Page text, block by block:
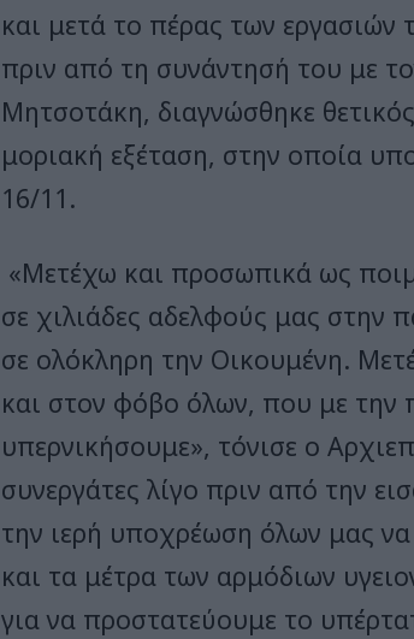
και μετά το πέρας των εργασιών
πριν από τη συνάντησή του με
Μητσοτάκη, διαγνώσθηκε
μοριακή εξέταση, στην οποία
16/11.
«Μετέχω και προσωπικά ως
σε χιλιάδες αδελφούς μας στην
σε ολόκληρη την Οικουμένη.
και στον φόβο όλων, που με την
υπερνικήσουμε», τόνισε ο
συνεργάτες λίγο πριν από την
την ιερή υποχρέωση όλων μας
και τα μέτρα των αρμόδιων
για να προστατεύουμε το